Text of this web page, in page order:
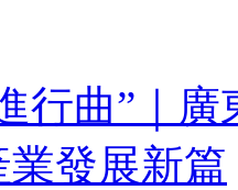
行曲”｜
發展新篇